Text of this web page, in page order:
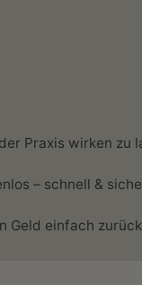
Praxis wirken zu
– schnell &
Geld einfach